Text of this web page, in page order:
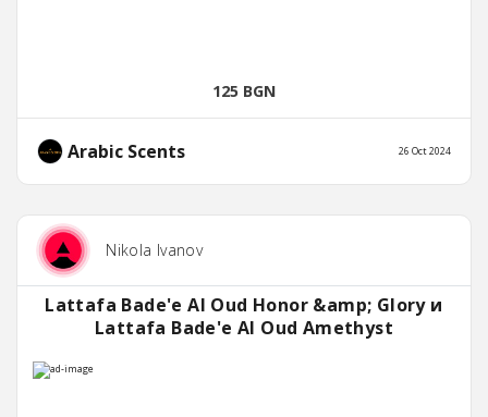
125 BGN
Arabic Scents 26 Oct 2024
Nikola Ivanov
Lattafa Bade'e Al Oud Honor &amp; Glory и
Lattafa Bade'e Al Oud Amethyst